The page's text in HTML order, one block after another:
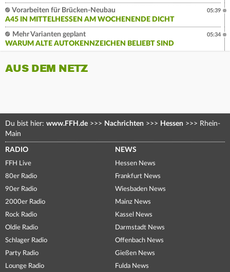
Vorarbeiten für Brücken-Neubau
A45 IN MITTELHESSEN AM WOCHENENDE DICHT
05:39
Mehr Varianten geplant
WARUM ALTE AUTOKENNZEICHEN BELIEBT SIND
05:34
AUS DEM NETZ
Du bist hier: www.FFH.de >>> Nachrichten >>> Hessen >>> Rhein-
Main
RADIO
FFH Live
80er Radio
90er Radio
2000er Radio
Rock Radio
Oldie Radio
Schlager Radio
Party Radio
Lounge Radio
NEWS
Hessen News
Frankfurt News
Wiesbaden News
Mainz News
Kassel News
Darmstadt News
Offenbach News
Gießen News
Fulda News